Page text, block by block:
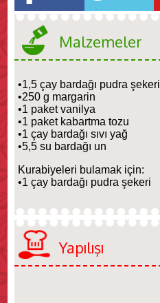
Malzemeler
•1,5 çay bardağı pudra şekeri
•250 g margarin
•1 paket vanilya
•1 paket kabartma tozu
•1 çay bardağı sıvı yağ
•5,5 su bardağı un
Kurabiyeleri bulamak için:
•1 çay bardağı pudra şekeri
Yapılışı